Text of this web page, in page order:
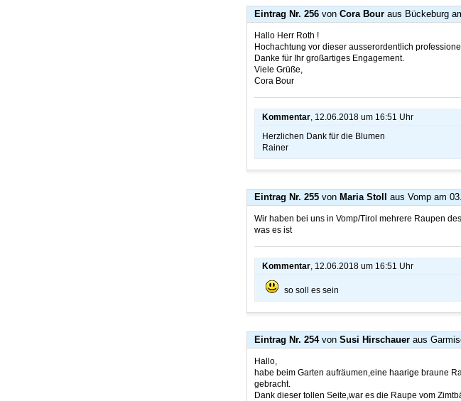
Eintrag Nr. 256 von Cora Bour aus Bückeburg
Hallo Herr Roth !
Hochachtung vor dieser ausserordentlich
Danke für Ihr großartiges Engagement.
Viele Grüße,
Cora Bour
Kommentar, 12.06.2018 um 16:51 Uhr
Herzlichen Dank für die Blumen
Rainer
Eintrag Nr. 255 von Maria Stoll aus Vomp am
Wir haben bei uns in Vomp/Tirol mehrere Raupen
was es ist
Kommentar, 12.06.2018 um 16:51 Uhr
so soll es sein
Eintrag Nr. 254von Susi Hirschauer aus
Hallo,
habe beim Garten aufräumen,eine haarige braune
gebracht.
Dank dieser tollen Seite,war es die Raupe vom